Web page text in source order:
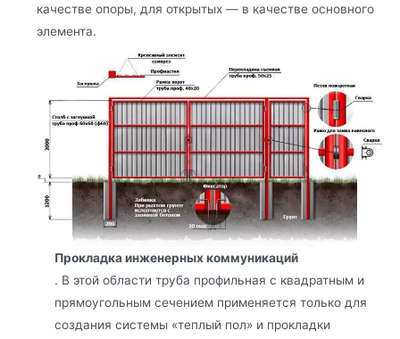
качестве опоры, для открытых — в качестве основного
элемента.
Прокладка инженерных коммуникаций
. В этой области труба профильная с квадратным и
прямоугольным сечением применяется только для
создания системы «теплый пол» и прокладки